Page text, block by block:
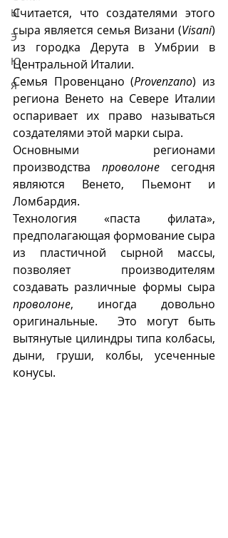
Ы
Э
Ю
Я
Считается, что создателями этого
сыра является семья Визани (Visani)
из городка Дерута в Умбрии в
Центральной Италии.
Семья Провенцано (Provenzano) из
региона Венето на Севере Италии
оспаривает их право называться
создателями этой марки сыра.
Основными регионами
производства проволоне сегодня
являются Венето, Пьемонт и
Ломбардия.
Технология «паста филата»,
предполагающая формование сыра
из пластичной сырной массы,
позволяет производителям
проволоне, иногда довольно
оригинальные.  Это могут быть
вытянутые цилиндры типа колбасы,
дыни, груши, колбы, усеченные
конусы.